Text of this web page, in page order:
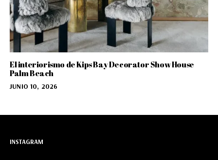
El interiorismo de Kips Bay Decorator Show House
Palm Beach
JUNIO 10, 2026
INSTAGRAM